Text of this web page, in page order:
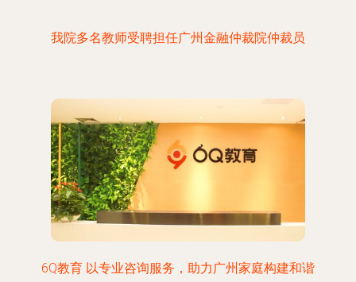
我院多名教师受聘担任广州金融仲裁院仲裁员
6Q教育 以专业咨询服务，助力广州家庭构建和谐